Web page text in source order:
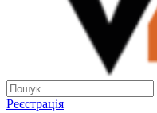
Реєстрація